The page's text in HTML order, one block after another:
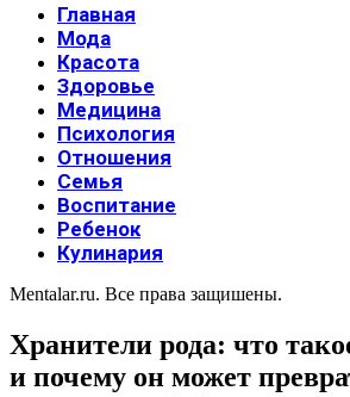
Главная
Мода
Красота
Здоровье
Медицина
Психология
Отношения
Семья
Воспитание
Ребенок
Кулинария
Mentalar.ru. Все права защишены.
Хранители рода: что
и почему он может